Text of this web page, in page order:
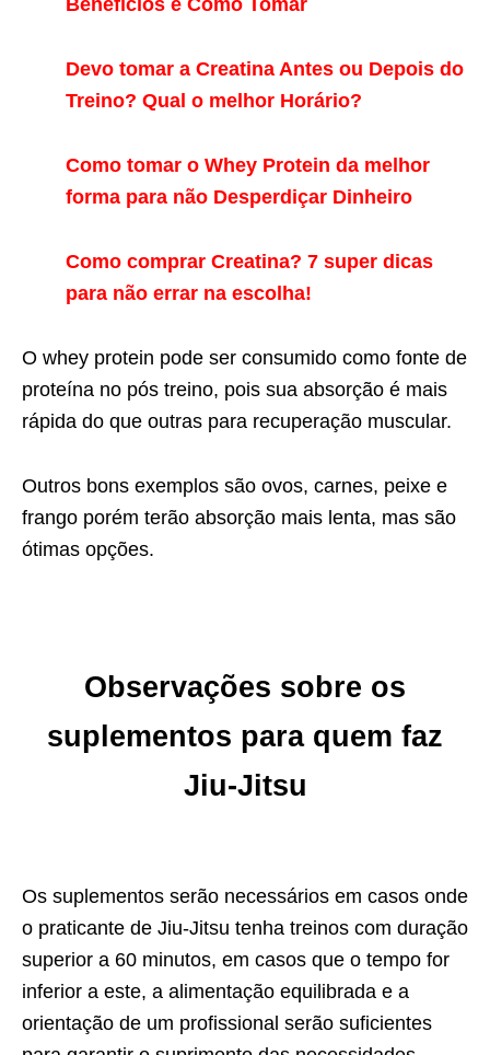
Benefícios e Como Tomar
Devo tomar a Creatina Antes ou Depois do
Treino? Qual o melhor Horário?
Como tomar o Whey Protein da melhor
forma para não Desperdiçar Dinheiro
Como comprar Creatina? 7 super dicas
para não errar na escolha!
O whey protein pode ser consumido como fonte de
proteína no pós treino, pois sua absorção é mais
rápida do que outras para recuperação muscular.
Outros bons exemplos são ovos, carnes, peixe e
frango porém terão absorção mais lenta, mas são
ótimas opções.
Observações sobre os
suplementos para quem faz
Jiu-Jitsu
Os suplementos serão necessários em casos onde
o praticante de Jiu-Jitsu tenha treinos com duração
superior a 60 minutos, em casos que o tempo for
inferior a este, a alimentação equilibrada e a
orientação de um profissional serão suficientes